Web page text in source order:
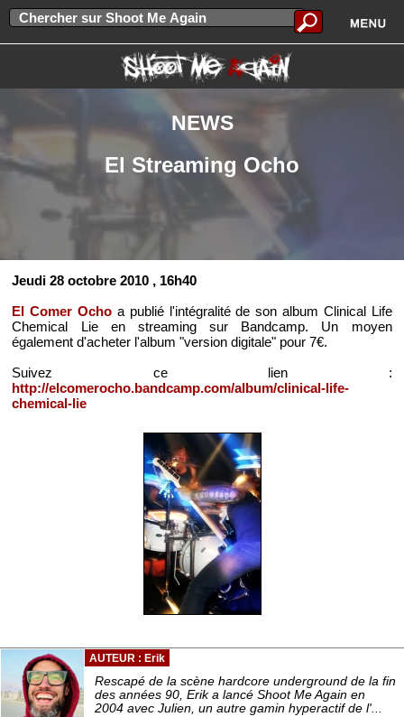
NEWS
El Streaming Ocho
Jeudi 28 octobre 2010 , 16h40
El Comer Ocho a publié l'intégralité de son album Clinical Life
Chemical Lie en streaming sur Bandcamp. Un moyen
également d'acheter l'album "version digitale" pour 7€.
Suivez ce lien :
http://elcomerocho.bandcamp.com/album/clinical-life-
chemical-lie
AUTEUR : Erik
Rescapé de la scène hardcore underground de la fin
des années 90, Erik a lancé Shoot Me Again en
2004 avec Julien, un autre gamin hyperactif de l'...